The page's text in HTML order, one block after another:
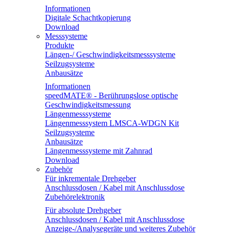
Informationen
Digitale Schachtkopierung
Download
Messsysteme
Produkte
Längen-/ Geschwindigkeitsmesssysteme
Seilzugsysteme
Anbausätze
Informationen
speedMATE® - Berührungslose optische
Geschwindigkeitsmessung
Längenmesssysteme
Längenmesssystem LMSCA-WDGN Kit
Seilzugsysteme
Anbausätze
Längenmesssysteme mit Zahnrad
Download
Zubehör
Für inkrementale Drehgeber
Anschlussdosen / Kabel mit Anschlussdose
Zubehörelektronik
Für absolute Drehgeber
Anschlussdosen / Kabel mit Anschlussdose
Anzeige-/Analysegeräte und weiteres Zubehör